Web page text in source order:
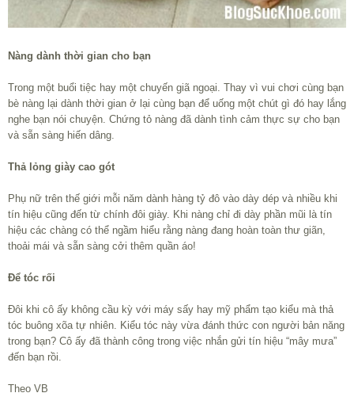
Nàng dành thời gian cho bạn
Trong một buổi tiệc hay một chuyến giã ngoại. Thay vì vui chơi cùng bạn
bè nàng lại dành thời gian ở lại cùng bạn để uống một chút gì đó hay lắng
nghe bạn nói chuyện. Chứng tỏ nàng đã dành tình cảm thực sự cho bạn
và sẵn sàng hiến dâng.
Thả lỏng giày cao gót
Phụ nữ trên thế giới mỗi năm dành hàng tỷ đô vào dày dép và nhiều khi
tín hiệu cũng đến từ chính đôi giày. Khi nàng chỉ đi dày phần mũi là tín
hiệu các chàng có thể ngầm hiểu rằng nàng đang hoàn toàn thư giãn,
thoải mái và sẵn sàng cởi thêm quần áo!
Để tóc rối
Đôi khi cô ấy không cầu kỳ với máy sấy hay mỹ phẩm tạo kiểu mà thả
tóc buông xõa tự nhiên. Kiểu tóc này vừa đánh thức con người bản năng
trong bạn? Cô ấy đã thành công trong việc nhắn gửi tín hiệu “mây mưa”
đến bạn rồi.
Theo VB